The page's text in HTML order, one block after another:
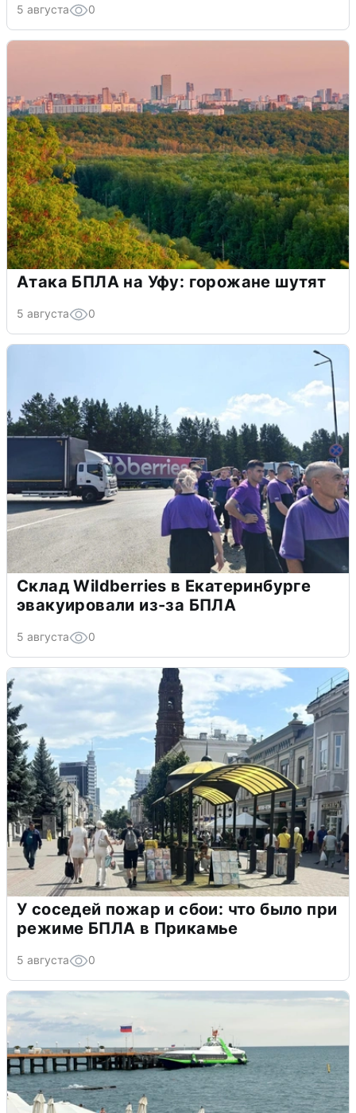
5 августа 0
Атака БПЛА на Уфу: горожане шутят
5 августа 0
Склад Wildberries в Екатеринбурге
эвакуировали из-за БПЛА
5 августа 0
У соседей пожар и сбои: что было при
режиме БПЛА в Прикамье
5 августа 0